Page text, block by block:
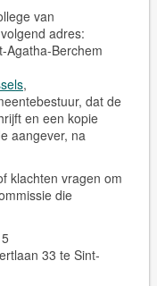
van
adres:
Agatha-Berchem
,
dat de
en een kopie
aangever, na
klachten vragen om
die
33 te Sint-